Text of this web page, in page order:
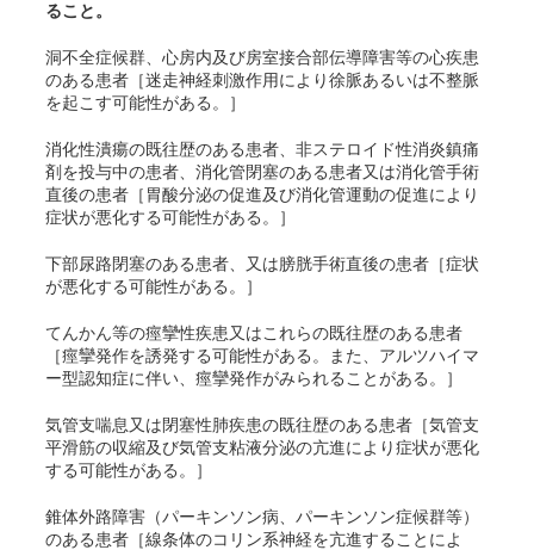
ること。
洞不全症候群、心房内及び房室接合部伝導障害等の心疾患
のある患者［迷走神経刺激作用により徐脈あるいは不整脈
を起こす可能性がある。］
消化性潰瘍の既往歴のある患者、非ステロイド性消炎鎮痛
剤を投与中の患者、消化管閉塞のある患者又は消化管手術
直後の患者［胃酸分泌の促進及び消化管運動の促進により
症状が悪化する可能性がある。］
下部尿路閉塞のある患者、又は膀胱手術直後の患者［症状
が悪化する可能性がある。］
てんかん等の痙攣性疾患又はこれらの既往歴のある患者
［痙攣発作を誘発する可能性がある。また、アルツハイマ
ー型認知症に伴い、痙攣発作がみられることがある。］
気管支喘息又は閉塞性肺疾患の既往歴のある患者［気管支
平滑筋の収縮及び気管支粘液分泌の亢進により症状が悪化
する可能性がある。］
錐体外路障害（パーキンソン病、パーキンソン症候群等）
のある患者［線条体のコリン系神経を亢進することによ